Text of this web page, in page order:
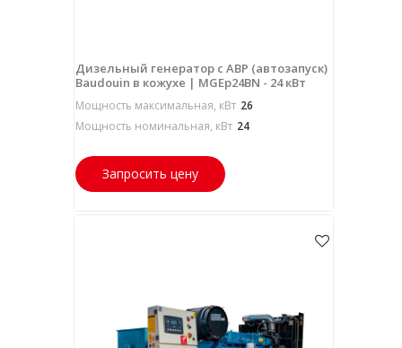
Дизельный генератор с АВР (автозапуск)
Baudouin в кожухе | MGEp24BN - 24 кВт
Мощность максимальная, кВт 26
Мощность номинальная, кВт 24
Запросить цену